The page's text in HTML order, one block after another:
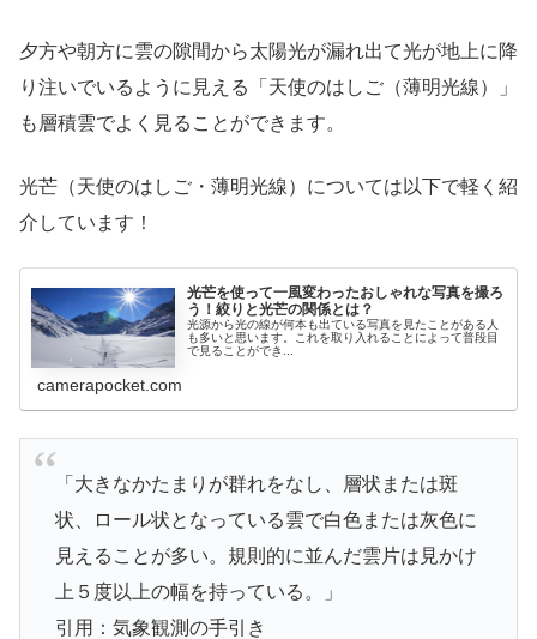
夕方や朝方に雲の隙間から太陽光が漏れ出て光が地上に降
り注いでいるように見える「天使のはしご（薄明光線）」
も層積雲でよく見ることができます。
光芒（天使のはしご・薄明光線）については以下で軽く紹
介しています！
光芒を使って一風変わったおしゃれな写真を撮ろ
う！絞りと光芒の関係とは？
光源から光の線が何本も出ている写真を見たことがある人
も多いと思います。これを取り入れることによって普段目
で見ることができ...
camerapocket.com
「大きなかたまりが群れをなし、層状または斑
状、ロール状となっている雲で白色または灰色に
見えることが多い。規則的に並んだ雲片は見かけ
上５度以上の幅を持っている。」
引用：気象観測の手引き